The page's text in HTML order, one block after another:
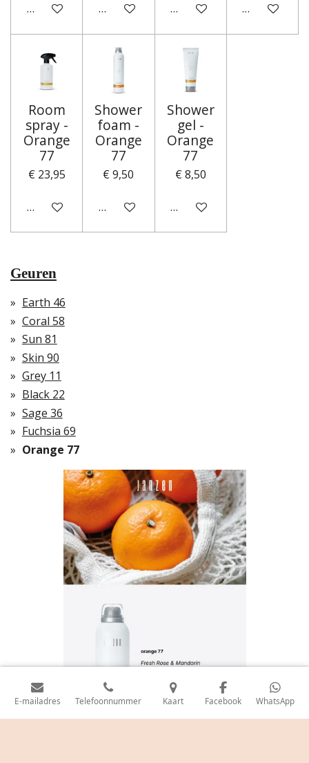
In winkelwagenIn winkelwagenIn winkelwagen
In
Room
spray -
Orange
77
€ 23,95
In winkelwagen
Shower
foam -
Orange
77
€ 9,50
In winkelwagen
Shower
gel -
Orange
77
€ 8,50
In winkelwagen
Geuren
Earth 46
Coral 58
Sun 81
Skin 90
Grey 11
Black 22
Sage 36
Fuchsia 69
Orange 77
E-mailadres Telefoonnummer Kaart Facebook WhatsApp